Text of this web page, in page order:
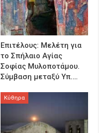
Επιτέλους: Μελέτη για
το Σπήλαιο Αγίας
Σοφίας Μυλοποτάμου.
Σύμβαση μεταξύ Υπ.…
Κύθηρα